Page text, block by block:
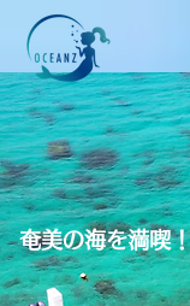
奄美の海を満喫